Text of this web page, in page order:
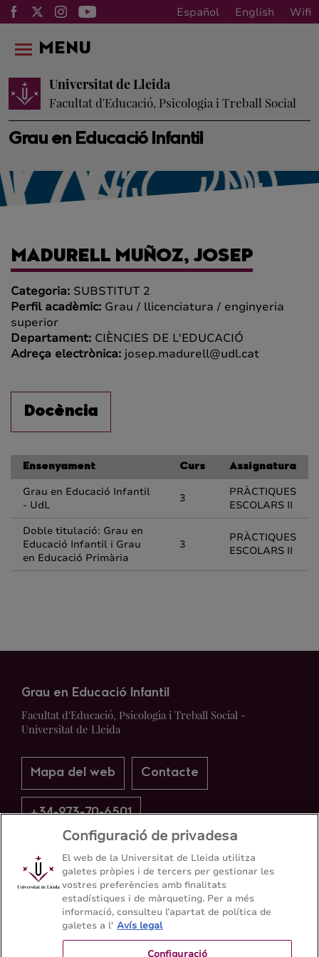
Español English Wifi
Grau en Educació Infantil
Universitat de Lleida
Facultat d'Educació, Psicologia i Treball Social
MENU
MADURELL MUÑOZ, JOSEP
Categoria: SUBSTITUT 2
Perfil acadèmic: Grau / llicenciatura / enginyeria
superior
Departament: CIÈNCIES DE L'EDUCACIÓ
Adreça electrònica: josep.madurell@udl.cat
Docència
Ensenyament Curs Assignatura
Grau en Educació Infantil
- UdL
3
PRÀCTIQUES
ESCOLARS II
Doble titulació: Grau en
Educació Infantil i Grau
en Educació Primària
3
PRÀCTIQUES
ESCOLARS II
Grau en Educació Infantil
Facultat d'Educació, Psicologia i Treball Social -
Universitat de Lleida
Mapa del web Contacte
+34-973-70-6501
Configuració de privadesa
El web de la Universitat de Lleida utilitza
galetes pròpies i de tercers per gestionar les
vostres preferències amb finalitats
estadístiques i de màrqueting. Per a més
informació, consulteu l’apartat de política de
galetes a l' Avís legal
Configuració